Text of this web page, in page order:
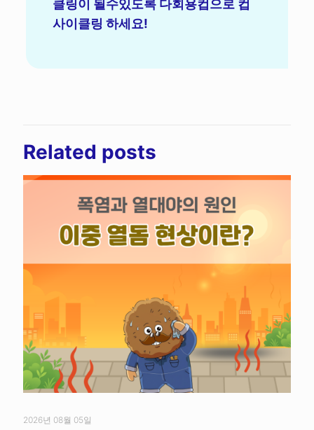
클링이 될수있도록 다회용컵으로 컵
사이클링 하세요!
Related posts
2026년 08월 05일